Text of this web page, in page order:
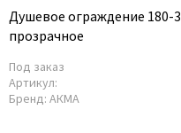
Душевое ограждение 180-3
прозрачное
Под заказ
Артикул:
Бренд: АКМА